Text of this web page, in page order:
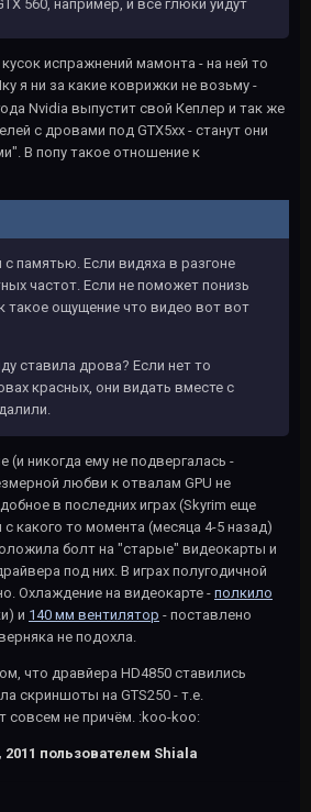
560, например, и все глюки уйдут
испражнений мамонта - на ней то
я ни за какие коврижки не возьму -
Nvidia выпустит свой Кеплер и так же
с дровами под GTX5xx - станут они
В попу такое отношение к
памятью. Если видяха в разгоне
частот. Если не поможет понизь
такое ощущение что видео вот вот
ставила дрова? Если нет то
красных, они видать вместе с
(и никогда ему не подвергалась -
любви к отвалам GPU не
в последних играх (Skyrim еще
с какого то момента (месяца 4-5 назад)
болт на "старые" видеокарты и
под них. В играх полугодичной
Охлаждение на видеокарте - полкило
и 140 мм вентилятор - поставлено
не подохла.
что дравйера HD4850 ставились
скриншоты на GTS250 - т.е.
совсем не причём. :koo-koo:
пользователем Shiala